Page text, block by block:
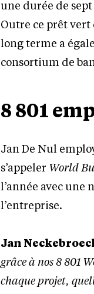
une durée de
Outre ce prêt
long terme a
consortium de
8 801
Jan De Nul
s’appeler World
l’année avec
l’entreprise.
Jan
grâce à nos 8 801
chaque projet,